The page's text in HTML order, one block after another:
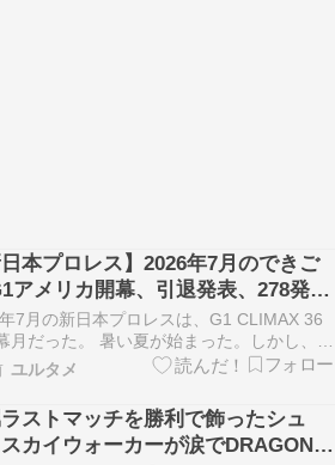
日本プロレス】2026年7月のできご
アメリカ開幕、引退発表、278発チ
まで
7月の新日本プロレスは、G1 CLIMAX 36
月だった。 暑い夏が始まった。しかし、熱
だけではなく引退や怪我などの悲しい話題
った。 G1全体の歴代優勝者や対戦成績を
い場合は、G1 CLIMAX完全ガイドも合わ
うぞ。 『G1CLIMAX』…
ユルタメ
ストマッチを勝利で飾ったシュ
カイウォーカーが涙でDRAGON